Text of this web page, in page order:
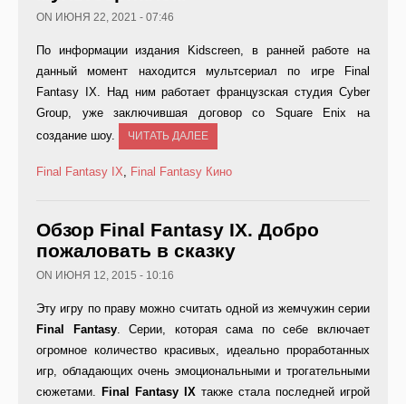
ON ИЮНЯ 22, 2021 - 07:46
По информации издания Kidscreen, в ранней работе на
данный момент находится мультсериал по игре Final
Fantasy IX. Над ним работает французская студия Cyber
Group, уже заключившая договор со Square Enix на
создание шоу.
ЧИТАТЬ ДАЛЕЕ
Final Fantasy IX, Final Fantasy Кино
Обзор Final Fantasy IX. Добро
пожаловать в сказку
ON ИЮНЯ 12, 2015 - 10:16
Эту игру по праву можно считать одной из жемчужин серии
Final Fantasy. Серии, которая сама по себе включает
огромное количество красивых, идеально проработанных
игр, обладающих очень эмоциональными и трогательными
сюжетами. Final Fantasy IX также стала последней игрой